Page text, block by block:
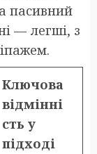
пасивний
— легші, з
Ключова
відмінні
сть у
підході